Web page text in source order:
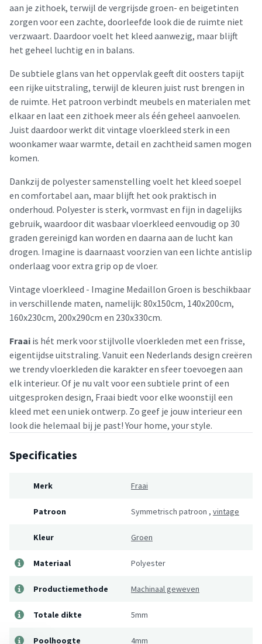
aan je zithoek, terwijl de vergrijsde groen- en beigetinten
zorgen voor een zachte, doorleefde look die de ruimte niet
verzwaart. Daardoor voelt het kleed aanwezig, maar blijft
het geheel luchtig en in balans.
De subtiele glans van het oppervlak geeft dit oosters tapijt
een rijke uitstraling, terwijl de kleuren juist rust brengen in
de ruimte. Het patroon verbindt meubels en materialen met
elkaar en laat een zithoek meer als één geheel aanvoelen.
Juist daardoor werkt dit vintage vloerkleed sterk in een
woonkamer waar warmte, detail en zachtheid samen mogen
komen.
Dankzij de polyester samenstelling voelt het kleed soepel
en comfortabel aan, maar blijft het ook praktisch in
onderhoud. Polyester is sterk, vormvast en fijn in dagelijks
gebruik, waardoor dit wasbaar vloerkleed eenvoudig op 30
graden gereinigd kan worden en daarna aan de lucht kan
drogen. Imagine is daarnaast voorzien van een lichte antislip
onderlaag voor extra grip op de vloer.
Vintage vloerkleed - Imagine Medaillon Groen is beschikbaar
in verschillende maten, namelijk: 80x150cm, 140x200cm,
160x230cm, 200x290cm en 230x330cm.
Fraai is hét merk voor stijlvolle vloerkleden met een frisse,
eigentijdse uitstraling. Vanuit een Nederlands design creëren
we trendy vloerkleden die karakter en sfeer toevoegen aan
elk interieur. Of je nu valt voor een subtiele print of een
uitgesproken design, Fraai biedt voor elke woonstijl een
kleed met een uniek ontwerp. Zo geef je jouw interieur een
look die helemaal bij je past! Your home, your style.
Specificaties
Merk Fraai
Patroon Symmetrisch patroon , vintage
Kleur Groen
Materiaal Polyester
Productiemethode Machinaal geweven
Totale dikte 5mm
Poolhoogte 4mm